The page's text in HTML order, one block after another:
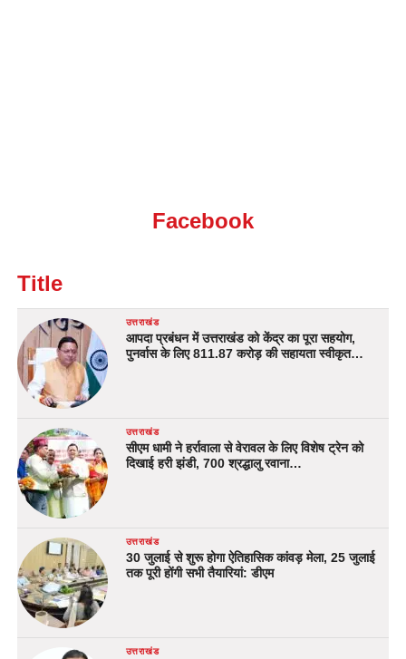
Facebook
Title
उत्तराखंड
आपदा प्रबंधन में उत्तराखंड को केंद्र का पूरा सहयोग,
पुनर्वास के लिए 811.87 करोड़ की सहायता स्वीकृत…
उत्तराखंड
सीएम धामी ने हर्रावाला से वेरावल के लिए विशेष ट्रेन को
दिखाई हरी झंडी, 700 श्रद्धालु रवाना…
उत्तराखंड
30 जुलाई से शुरू होगा ऐतिहासिक कांवड़ मेला, 25 जुलाई
तक पूरी होंगी सभी तैयारियां: डीएम
उत्तराखंड